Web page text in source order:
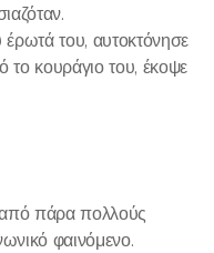
του, αυτοκτόνησε
κουράγιο του, έκοψε
από πάρα πολλούς
φαινόμενο.